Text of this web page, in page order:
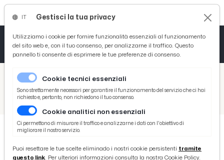
/ Picenotime
/ Ascoli Time
Ascoli Calcio, Pulcinelli a poche ore dalla gara col Crotone: “Conta solo vincere. In bocca al lupo a Bacci”
Gestisci la tua privacy
Utilizziamo i cookie per fornire funzionalità essenziali al funzionamento
del sito web e, con il tuo consenso, per analizzarne il traffico. Questo
pannello ti consente di esprimere le tue preferenze di consenso.
Cookie tecnici essenziali
Sono strettamente necessari per garantire il funzionamento del servizio che ci hai
richiesto e, pertanto, non richiedono il tuo consenso.
Cookie analitici non essenziali
Ci permettono di misurare il traffico e analizzarne i dati con l'obiettivo di
migliorare il nostro servizio.
Puoi resettare le tue scelte eliminado i nostri cookie persistenti tramite
questo link. Per ulteriori informazioni consulta la nostra Cookie Policy.
Tutto News
Tutto Sport
Basket
Ciclismo
Tutto Curiosità